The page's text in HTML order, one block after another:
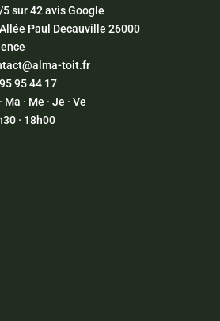
5 sur 42 avis Google
Paul Decauville 26000
toit.fr
95 44 17
Ma · Me · Je · Ve
· 18h00